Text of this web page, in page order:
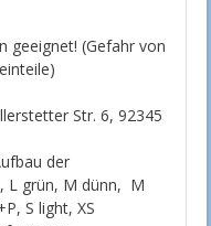
geeignet! (Gefahr von
Str. 6, 92345
der
L grün, M dünn, M
S light, XS